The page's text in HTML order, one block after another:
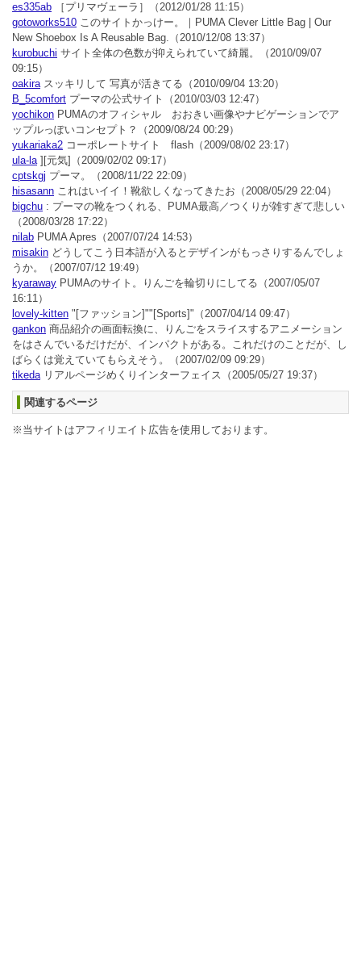
es335ab ［プリマヴェーラ］
（2012/01/28 11:15）
gotoworks510 このサイトかっけー。｜PUMA Clever Little Bag | Our
New Shoebox Is A Reusable Bag. （2010/12/08 13:37）
kurobuchi サイト全体の色数が抑えられていて綺麗。
（2010/09/07
09:15）
oakiraスッキリして 写真が活きてる （2010/09/04 13:20）
B_5comfort プーマの公式サイト
（2010/03/03 12:47）
yochikon PUMAのオフィシャル おおきい画像やナビゲーションでア
ップルっぽいコンセプト？
（2009/08/24 00:29）
yukariaka2 コーポレートサイト flash （2009/08/02 23:17）
ula-la][元気]
（2009/02/02 09:17）
cptskgj プーマ。
（2008/11/22 22:09）
hisasann これはいイイ！靴欲しくなってきたお （2008/05/29 22:04）
bigchu : プーマの靴をつくれる、PUMA最高／つくりが雑すぎて悲しい
（2008/03/28 17:22）
nilab PUMA Apres （2007/07/24 14:53）
misakin どうしてこう日本語が入るとデザインがもっさりするんでしょ
うか。
（2007/07/12 19:49）
kyaraway PUMAのサイト。りんごを輪切りにしてる （2007/05/07
16:11）
lovely-kitten "[ファッション]""[Sports]" （2007/04/14 09:47）
gankon 商品紹介の画面転換に、りんごをスライスするアニメーション
をはさんでいるだけだが、インパクトがある。これだけのことだが、し
ばらくは覚えていてもらえそう。
（2007/02/09 09:29）
tikedaリアルページめくりインターフェイス （2005/05/27 19:37）
関連するページ
※当サイトはアフィリエイト広告を使用しております。